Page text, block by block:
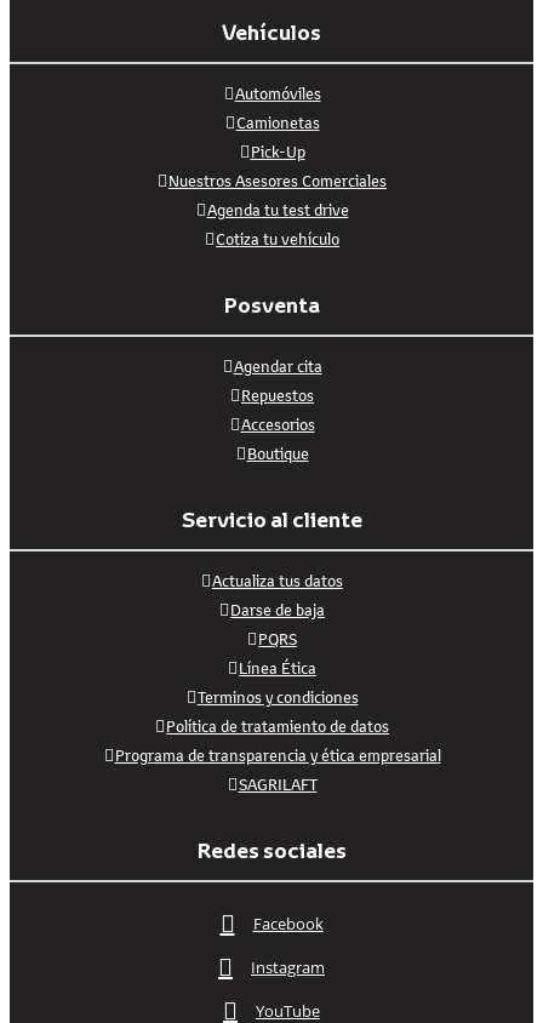
Vehículos
Automóviles
Camionetas
Pick-Up
Nuestros Asesores Comerciales
Agenda tu test drive
Cotiza tu vehículo
Posventa
Agendar cita
Repuestos
Accesorios
Boutique
Servicio al cliente
Actualiza tus datos
Darse de baja
PQRS
Línea Ética
Terminos y condiciones
Política de tratamiento de datos
Programa de transparencia y ética empresarial
SAGRILAFT
Redes sociales
Facebook
Instagram
YouTube